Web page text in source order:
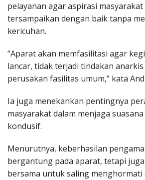
pelayanan agar aspirasi
tersampaikan dengan baik tanpa
kericuhan.
“Aparat akan memfasilitasi agar
lancar, tidak terjadi tindakan
perusakan fasilitas umum,” kata
Ia juga menekankan pentingnya
masyarakat dalam menjaga
kondusif.
Menurutnya, keberhasilan
bergantung pada aparat, tetapi
bersama untuk saling menghormati